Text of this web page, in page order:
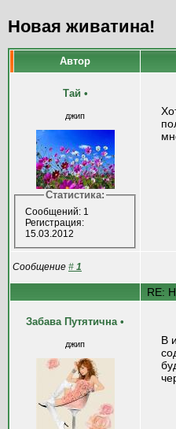
Новая живатина!
Автор
Тай •
джип
Статистика:
Сообщений: 1
Регистрация:
15.03.2012
Сообщение # 1
RE:
Забава Путятична •
джип
В